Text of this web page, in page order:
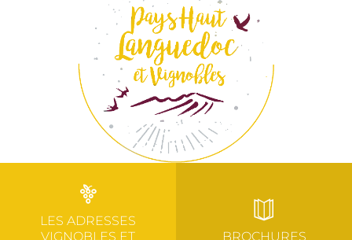
LES ADRESSES
VIGNOBLES ET
BROCHURES